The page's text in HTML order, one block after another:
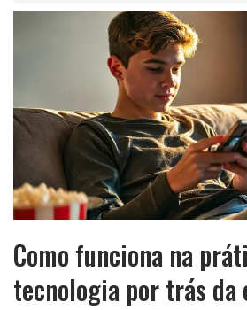
Como funciona na
tecnologia por trás da